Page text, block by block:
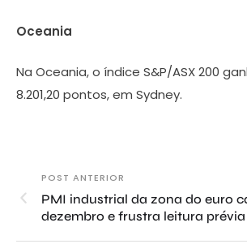
Oceania
Na Oceania, o índice S&P/ASX 200
8.201,20 pontos, em Sydney.
POST ANTERIOR
PMI industrial da zona do euro
dezembro e frustra leitura prévia